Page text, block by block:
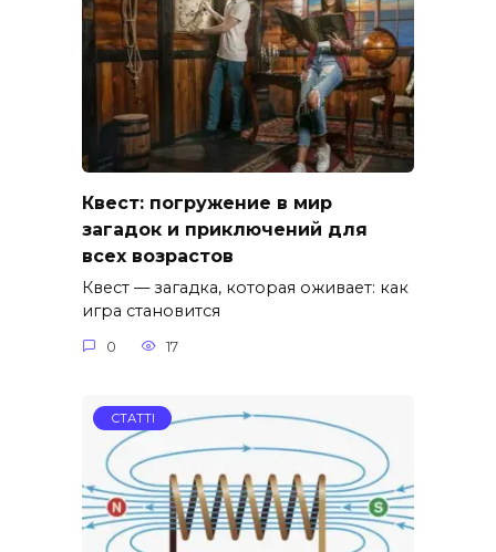
Квест: погружение в мир
загадок и приключений для
всех возрастов
Квест — загадка, которая оживает: как
игра становится
0 17
СТАТТІ